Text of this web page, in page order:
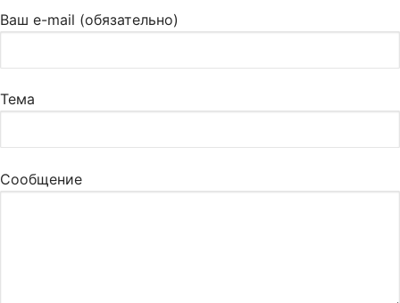
Ваш e-mail (обязательно)
Тема
Сообщение